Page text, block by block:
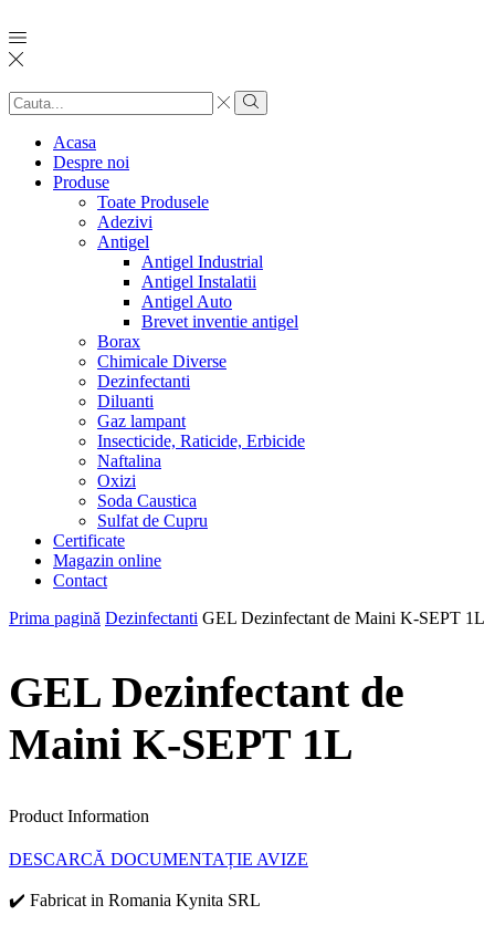
Search
input
Search
Acasa
Despre noi
Produse
Toate Produsele
Adezivi
Antigel
Antigel Industrial
Antigel Instalatii
Antigel Auto
Brevet inventie antigel
Borax
Chimicale Diverse
Dezinfectanti
Diluanti
Gaz lampant
Insecticide, Raticide, Erbicide
Naftalina
Oxizi
Soda Caustica
Sulfat de Cupru
Certificate
Magazin online
Contact
Prima pagină Dezinfectanti GEL Dezinfectant de Maini K-SEPT 1L
GEL Dezinfectant de
Maini K-SEPT 1L
Product Information
DESCARCĂ DOCUMENTAȚIE AVIZE
✔️ Fabricat in Romania Kynita SRL